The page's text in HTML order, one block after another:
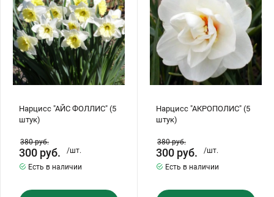
Шарафуга
Бирючина
Плющ
ПАМПАСНАЯ ТРАВА
Экзотические растения
Декоративные саженцы
Клематис
Нарцисс "АЙС ФОЛЛИС" (5
штук)
380руб.
300 руб.
/шт.
Есть в наличии
Нарцисс "АКРОПОЛИС" (5
штук)
380руб.
300 руб.
/шт.
Есть в наличии